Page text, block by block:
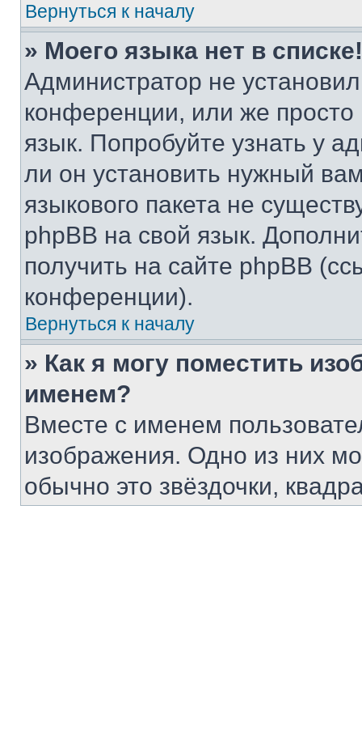
Вернуться к началу
» Моего языка нет в списке!
Администратор не
конференции, или же
язык. Попробуйте узнать у
ли он установить нужный
языкового пакета не
phpBB на свой язык.
получить на сайте phpBB
конференции).
Вернуться к началу
» Как я могу поместить
именем?
Вместе с именем
изображения. Одно из них
обычно это звёздочки,